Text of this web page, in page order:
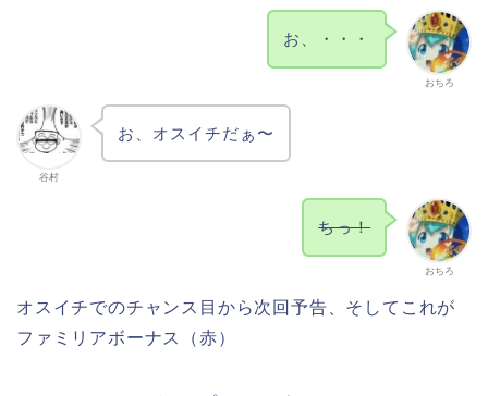
おちろ
お、・・・
谷村
お、オスイチだぁ〜
おちろ
ちっ！
オスイチでのチャンス目から次回予告、そしてこれが
ファミリアボーナス（赤）